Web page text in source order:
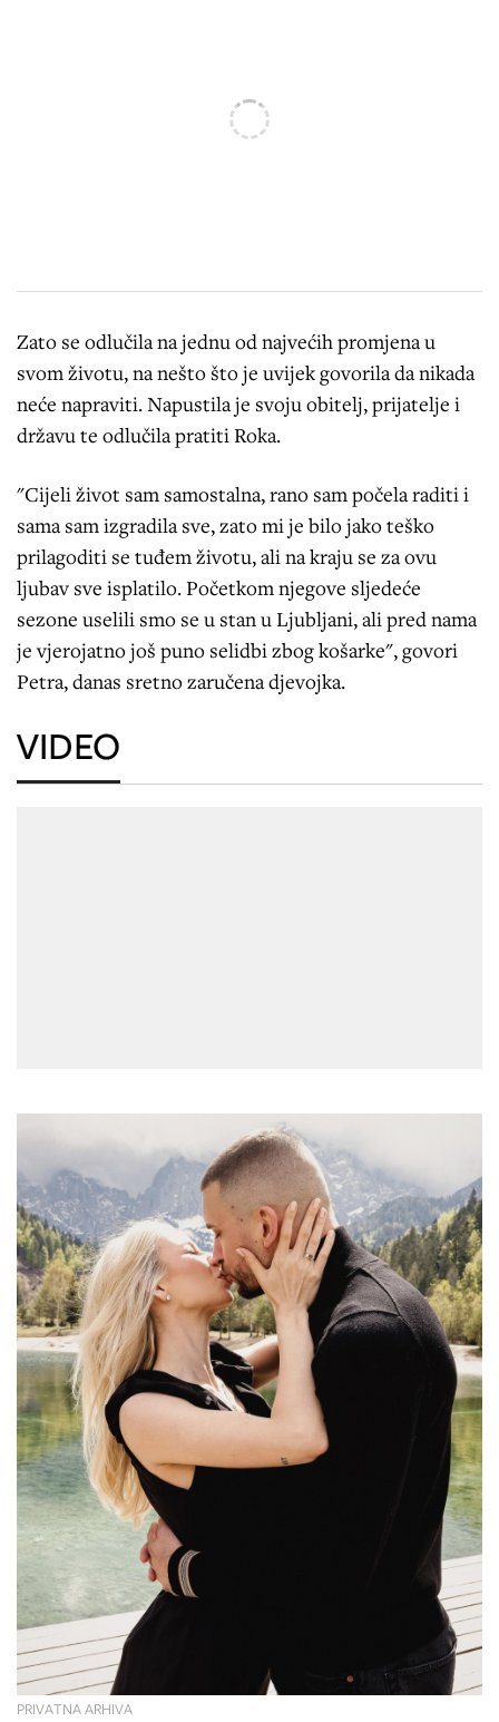
Zato se odlučila na jednu od najvećih promjena u
svom životu, na nešto što je uvijek govorila da nikada
neće napraviti. Napustila je svoju obitelj, prijatelje i
državu te odlučila pratiti Roka.
"Cijeli život sam samostalna, rano sam počela raditi i
sama sam izgradila sve, zato mi je bilo jako teško
prilagoditi se tuđem životu, ali na kraju se za ovu
ljubav sve isplatilo. Početkom njegove sljedeće
sezone uselili smo se u stan u Ljubljani, ali pred nama
je vjerojatno još puno selidbi zbog košarke", govori
Petra, danas sretno zaručena djevojka.
VIDEO
PRIVATNA ARHIVA